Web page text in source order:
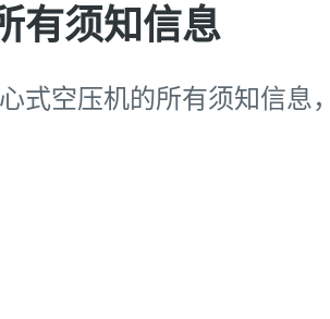
有须知信息
式空压机的所有须知信息